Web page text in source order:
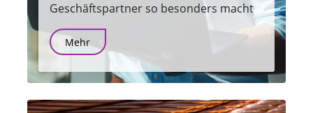
Geschäftspartner so besonders macht
Mehr